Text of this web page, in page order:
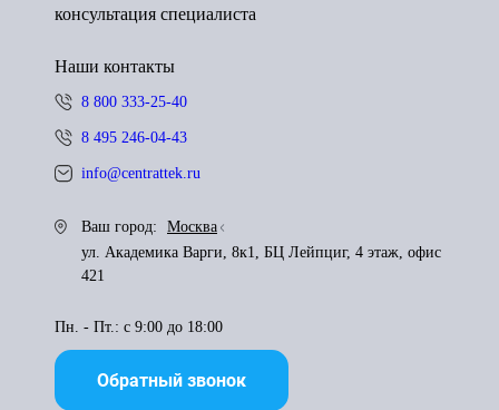
консультация специалиста
Наши контакты
8 800 333-25-40
8 495 246-04-43
info@centrattek.ru
Ваш город:
Москва
ул. Академика Варги, 8к1, БЦ Лейпциг, 4 этаж, офис
421
Пн. - Пт.: с 9:00 до 18:00
Обратный звонок